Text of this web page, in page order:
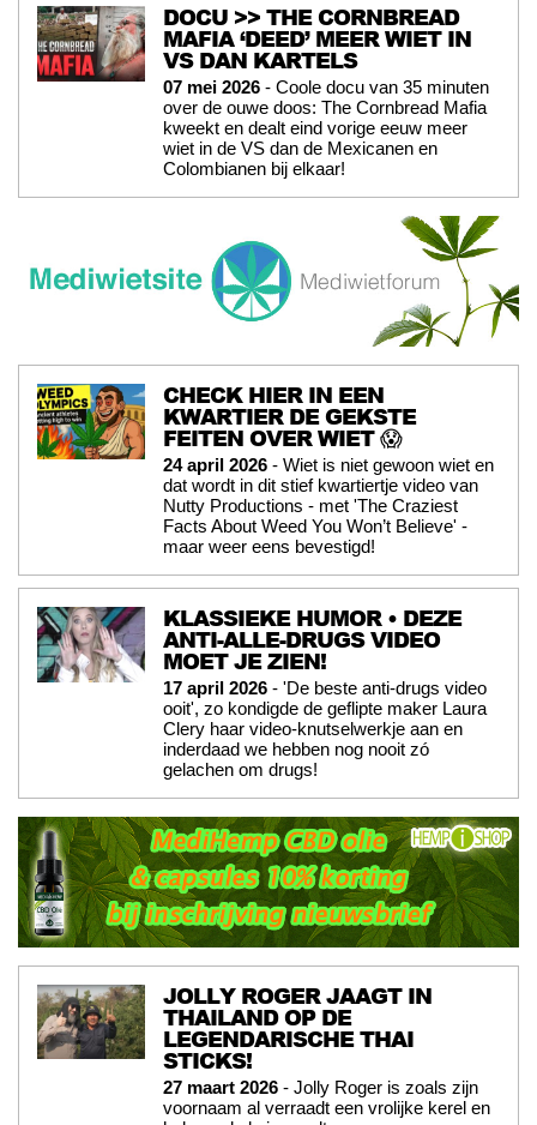
DOCU >> THE CORNBREAD
MAFIA ‘DEED’ MEER WIET IN
VS DAN KARTELS
07 mei 2026 - Coole docu van 35 minuten
over de ouwe doos: The Cornbread Mafia
kweekt en dealt eind vorige eeuw meer
wiet in de VS dan de Mexicanen en
Colombianen bij elkaar!
CHECK HIER IN EEN
KWARTIER DE GEKSTE
FEITEN OVER WIET 😱
24 april 2026 - Wiet is niet gewoon wiet en
dat wordt in dit stief kwartiertje video van
Nutty Productions - met 'The Craziest
Facts About Weed You Won’t Believe' -
maar weer eens bevestigd!
KLASSIEKE HUMOR • DEZE
ANTI-ALLE-DRUGS VIDEO
MOET JE ZIEN!
17 april 2026 - 'De beste anti-drugs video
ooit', zo kondigde de geflipte maker Laura
Clery haar video-knutselwerkje aan en
inderdaad we hebben nog nooit zó
gelachen om drugs!
JOLLY ROGER JAAGT IN
THAILAND OP DE
LEGENDARISCHE THAI
STICKS!
27 maart 2026 - Jolly Roger is zoals zijn
voornaam al verraadt een vrolijke kerel en